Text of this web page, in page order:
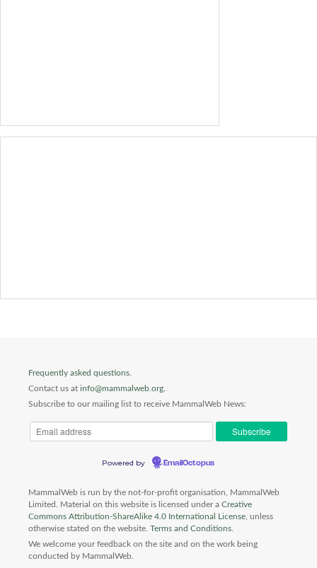
Frequently asked questions
Contact us at info@mammalweb.org
Subscribe to our mailing list to receive MammalWeb News:
Powered by EmailOctopus
MammalWeb is run by the not-for-profit organisation, MammalWeb
Limited. Material on this website is licensed under a Creative
Commons Attribution-ShareAlike 4.0 International License , unless
otherwise stated on the website. Terms and Conditions
We welcome your feedback on the site and on the work being
conducted by MammalWeb.